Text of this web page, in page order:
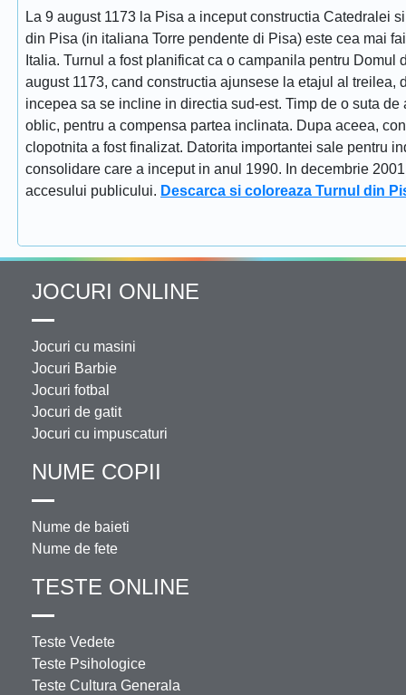
La 9 august 1173 la Pisa a inceput constructia Catedralei
din Pisa (in italiana Torre pendente di Pisa) este cea mai
Italia. Turnul a fost planificat ca o campanila pentru
august 1173, cand constructia ajunsese la etajul al
incepea sa se incline in directia sud-est. Timp de o suta
oblic, pentru a compensa partea inclinata. Dupa aceea,
clopotnita a fost finalizat. Datorita importantei sale pentru
consolidare care a inceput in anul 1990. In decembrie
accesului publicului. Descarca si coloreaza Turnul din
JOCURI ONLINE
Jocuri cu masini
Jocuri Barbie
Jocuri fotbal
Jocuri de gatit
Jocuri cu impuscaturi
NUME COPII
Nume de baieti
Nume de fete
TESTE ONLINE
Teste Vedete
Teste Psihologice
Teste Cultura Generala